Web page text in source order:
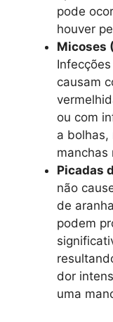
pode
houver
Micoses
causam
ou com
a bolhas,
manchas
Picadas
não
de
podem
dor
uma